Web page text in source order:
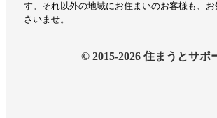
す。それ以外の地域にお住まいのお客様も、
さいませ。
© 2015-2026 住まうとサポ